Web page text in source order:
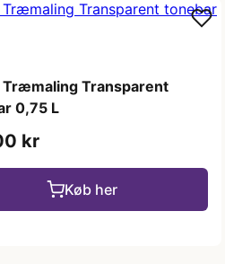
Træmaling Transparent
0,75 L
kr
Køb her